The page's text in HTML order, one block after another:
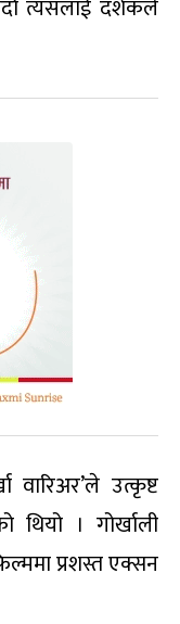
त्यसलाई दर्शकले
वारिअर’ले उत्कृष्ट
। गोर्खाली
प्रशस्त एक्सन